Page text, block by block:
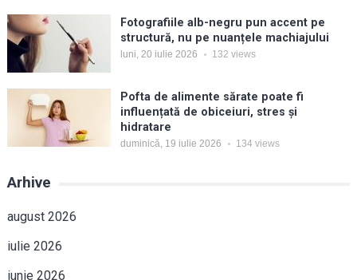
Fotografiile alb-negru pun accent pe
structură, nu pe nuanțele machiajului
luni, 20 iulie 2026 132 views
Pofta de alimente sărate poate fi
influențată de obiceiuri, stres și
hidratare
duminică, 19 iulie 2026 134 views
Arhive
august 2026
iulie 2026
iunie 2026